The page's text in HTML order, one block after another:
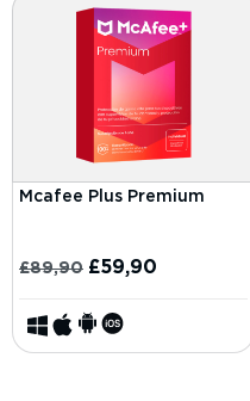
Mcafee Plus Premium
£89,90 £59,90